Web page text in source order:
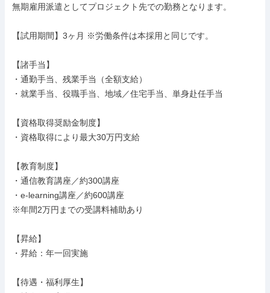
無期雇用派遣としてプロジェクト先での勤務となります。
【試用期間】3ヶ月 ※労働条件は本採用と同じです。
【諸手当】
・通勤手当、残業手当（全額支給）
・就業手当、役職手当、地域／住宅手当、単身赴任手当
【資格取得奨励金制度】
・資格取得により最大30万円支給
【教育制度】
・通信教育講座／約300講座
・e-learning講座／約600講座
※年間2万円までの受講料補助あり
【昇給】
・昇給：年一回実施
【待遇・福利厚生】